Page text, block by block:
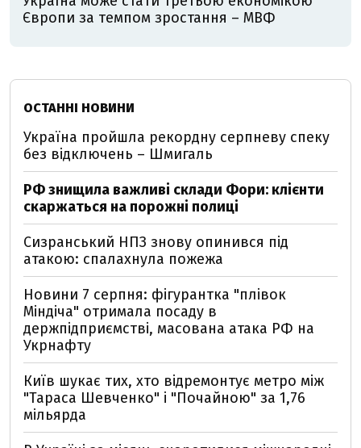
Європи за темпом зростання – МВФ
ОСТАННІ НОВИНИ
Україна пройшла рекордну серпневу спеку
без відключень – Шмигаль
РФ знищила важливі склади Фори: клієнти
скаржаться на порожні полиці
Сизранський НПЗ знову опинився під
атакою: спалахнула пожежа
Новини 7 серпня: фігурантка "плівок
Міндіча" отримала посаду в
держпідприємстві, масована атака РФ на
Укрнафту
Київ шукає тих, хто відремонтує метро між
"Тараса Шевченко" і "Почайною" за 1,76
мільярда